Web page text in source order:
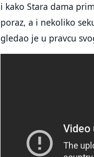
i kako Stara dama
poraz, a i nekoliko
gledao je u pravcu